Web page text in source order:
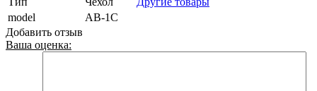
model
AB-1C
Добавить отзыв
Ваша оценка: